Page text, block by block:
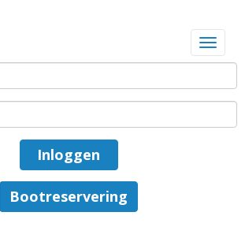
Inloggen
Bootreservering